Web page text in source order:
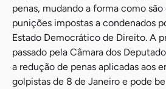
penas, mudando a forma como são
punições impostas a condenados
Estado Democrático de Direito. A
passado pela Câmara dos
a redução de penas aplicadas aos
golpistas de 8 de Janeiro e pode